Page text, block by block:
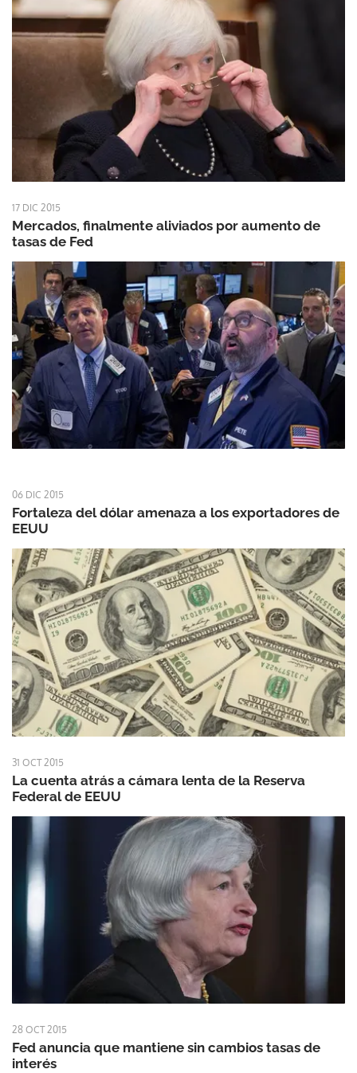
17 DIC 2015
Mercados, finalmente aliviados por aumento de
tasas de Fed
06 DIC 2015
Fortaleza del dólar amenaza a los exportadores de
EEUU
31 OCT 2015
La cuenta atrás a cámara lenta de la Reserva
Federal de EEUU
28 OCT 2015
Fed anuncia que mantiene sin cambios tasas de
interés